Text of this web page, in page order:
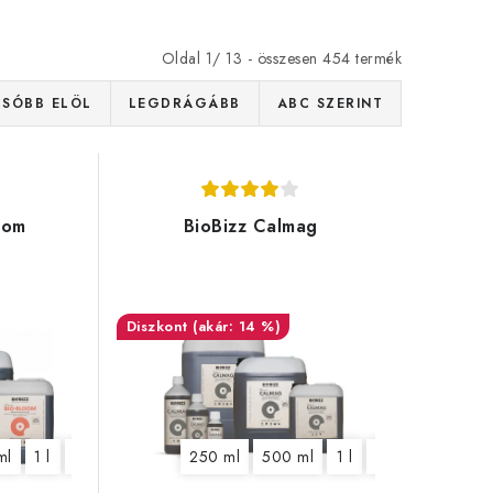
Oldal 1/ 13 - összesen 454 termék
ELÖL LEGDRÁGÁBB ABC SZERINT
1 l 20 l
BioBizz Calmag
(akár: 14 %)
250 ml 500 ml 1 l